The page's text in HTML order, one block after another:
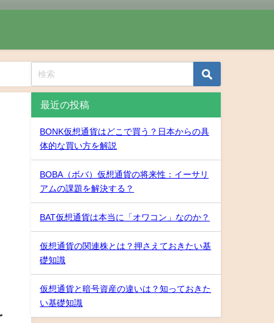
最近の投稿
BONK仮想通貨はどこで買う？日本からの具
体的な買い方を解説
BOBA（ボバ）仮想通貨の将来性：イーサリ
アムの課題を解決する？
BAT仮想通貨は本当に「オワコン」なのか？
仮想通貨の関連株とは？押さえておきたい基
礎知識
仮想通貨と暗号資産の違いは？知っておきた
い基礎知識